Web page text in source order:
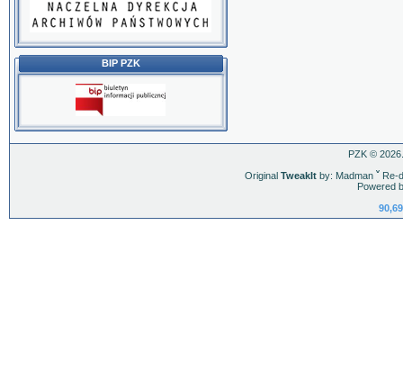
BIP PZK
PZK ©
Original TweakItby: Madman ˇRe-
Powered